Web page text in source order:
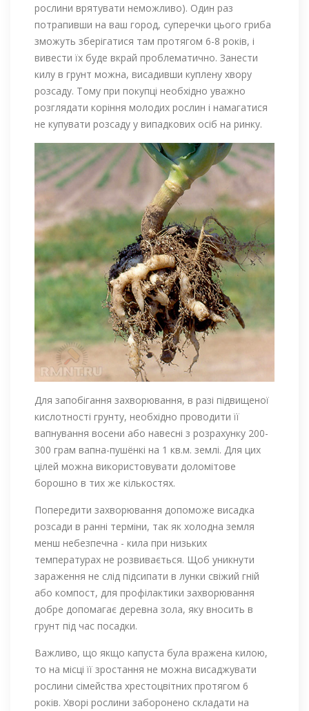
рослини врятувати неможливо). Один раз
потрапивши на ваш город, суперечки цього гриба
зможуть зберігатися там протягом 6-8 років, і
вивести їх буде вкрай проблематично. Занести
килу в грунт можна, висадивши куплену хвору
розсаду. Тому при покупці необхідно уважно
розглядати коріння молодих рослин і намагатися
не купувати розсаду у випадкових осіб на ринку.
Для запобігання захворювання, в разі підвищеної
кислотності грунту, необхідно проводити її
вапнування восени або навесні з розрахунку 200-
300 грам вапна-пушёнкі на 1 кв.м. землі. Для цих
цілей можна використовувати доломітове
борошно в тих же кількостях.
Попередити захворювання допоможе висадка
розсади в ранні терміни, так як холодна земля
менш небезпечна - кила при низьких
температурах не розвивається. Щоб уникнути
зараження не слід підсипати в лунки свіжий гній
або компост, для профілактики захворювання
добре допомагає деревна зола, яку вносить в
грунт під час посадки.
Важливо, що якщо капуста була вражена килою,
то на місці її зростання не можна висаджувати
рослини сімейства хрестоцвітних протягом 6
років. Хворі рослини заборонено складати на